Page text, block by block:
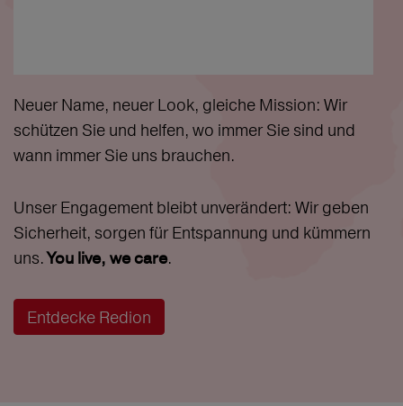
Neuer Name, neuer Look, gleiche Mission: Wir
schützen Sie und helfen, wo immer Sie sind und
wann immer Sie uns brauchen.
Unser Engagement bleibt unverändert: Wir geben
Sicherheit, sorgen für Entspannung und kümmern
uns.You live, we care.
Entdecke Redion